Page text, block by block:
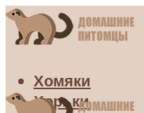
Хомяки
Хорьки